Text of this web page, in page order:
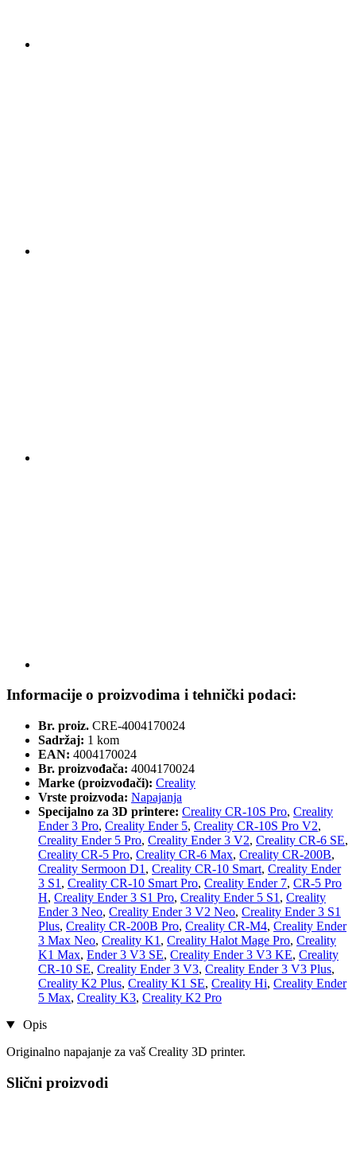
Informacije o proizvodima i tehnički podaci:
Br. proiz. CRE-4004170024
Sadržaj: 1 kom
EAN: 4004170024
Br. proizvođača: 4004170024
Marke (proizvođači): Creality
Vrste proizvoda: Napajanja
Specijalno za 3D printere: Creality CR-10S Pro, Creality
Ender 3 Pro, Creality Ender 5, Creality CR-10S Pro V2,
Creality Ender 5 Pro, Creality Ender 3 V2, Creality CR-6 SE,
Creality CR-5 Pro, Creality CR-6 Max, Creality CR-200B,
Creality Sermoon D1 , Creality CR-10 Smart, Creality Ender
3 S1 , Creality CR-10 Smart Pro, Creality Ender 7, CR-5 Pro
H, Creality Ender 3 S1 Pro, Creality Ender 5 S1 , Creality
Ender 3 Neo, Creality Ender 3 V2 Neo, Creality Ender 3 S1
Plus, Creality CR-200B Pro, Creality CR-M4, Creality Ender
3 Max Neo, Creality K1 , Creality Halot Mage Pro, Creality
K1 Max, Ender 3 V3 SE, Creality Ender 3 V3 KE, Creality
CR-10 SE, Creality Ender 3 V3, Creality Ender 3 V3 Plus,
Creality K2 Plus, Creality K1 SE, Creality Hi, Creality Ender
5 Max, Creality K3, Creality K2 Pro
Opis
Originalno napajanje za vaš Creality 3D printer.
Slični proizvodi